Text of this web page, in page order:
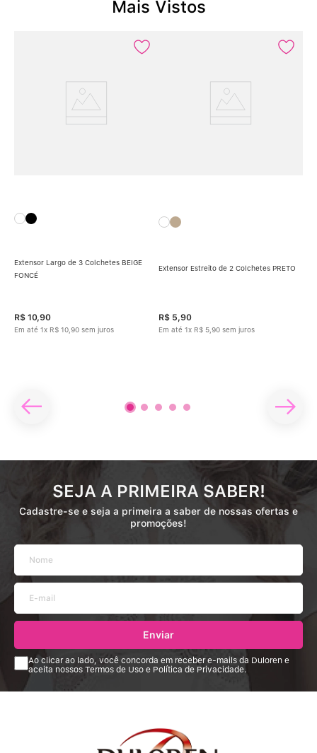
Mais Vistos
Extensor Largo de 3 Colchetes BEIGE
FONCÉ
R$ 10,90
Em até 1x R$ 10 90 sem juros
Extensor Estreito de 2 Colchetes PRETO
R$ 5,90
Em até 1x R$ 5 90 sem juros
SEJA A PRIMEIRA SABER!
Cadastre-se e seja a primeira a saber de nossas ofertas e
promoções!
Enviar
Ao clicar ao lado, você concorda em receber e-mails da Duloren e
aceita nossos Termos de Uso e Política de Privacidade.